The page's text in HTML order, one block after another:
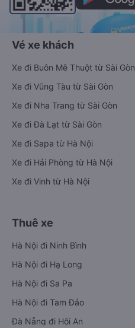
Vé xe khách
Xe đi Buôn Mê Thuột từ Sài Gòn
Xe đi Vũng Tàu từ Sài Gòn
Xe đi Nha Trang từ Sài Gòn
Xe đi Đà Lạt từ Sài Gòn
Xe đi Sapa từ Hà Nội
Xe đi Hải Phòng từ Hà Nội
Xe đi Vinh từ Hà Nội
Thuê xe
Hà Nội đi Ninh Bình
Hà Nội đi Hạ Long
Hà Nội đi Sa Pa
Hà Nội đi Tam Đảo
Đà Nẵng đi Hội An